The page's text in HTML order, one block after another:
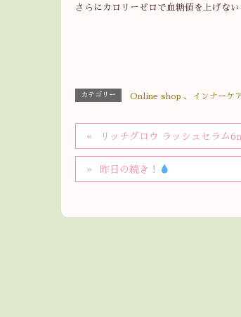
さらにカロリーゼロで血糖値を上げな
カテゴリー Online shop 、 インナーケ
リッチグロウ ラッシュセラム
昨日の続き！